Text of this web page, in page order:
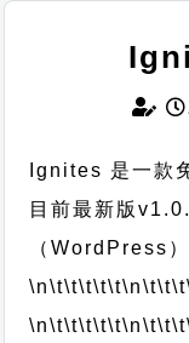
Ignites 是一款
目前最新版
（WordPress
\n\t\t\t\t\t
\n\t\t\t\t\t